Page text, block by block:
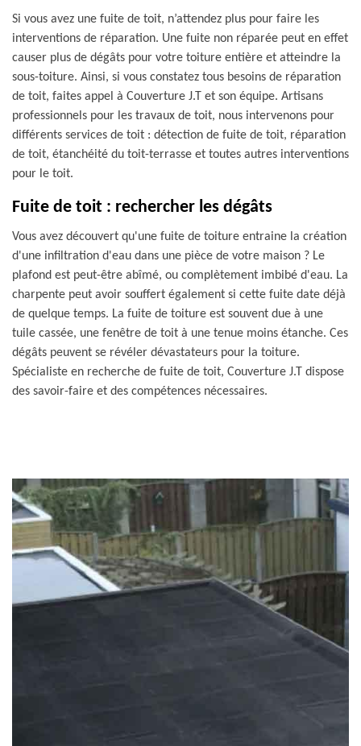
Si vous avez une fuite de toit, n’attendez plus pour faire les
interventions de réparation. Une fuite non réparée peut en effet
causer plus de dégâts pour votre toiture entière et atteindre la
sous-toiture. Ainsi, si vous constatez tous besoins de réparation
de toit, faites appel à Couverture J.T et son équipe. Artisans
professionnels pour les travaux de toit, nous intervenons pour
différents services de toit : détection de fuite de toit, réparation
de toit, étanchéité du toit-terrasse et toutes autres interventions
pour le toit.
Fuite de toit : rechercher les dégâts
Vous avez découvert qu'une fuite de toiture entraine la création
d'une infiltration d'eau dans une pièce de votre maison ? Le
plafond est peut-être abîmé, ou complètement imbibé d'eau. La
charpente peut avoir souffert également si cette fuite date déjà
de quelque temps. La fuite de toiture est souvent due à une
tuile cassée, une fenêtre de toit à une tenue moins étanche. Ces
dégâts peuvent se révéler dévastateurs pour la toiture.
Spécialiste en recherche de fuite de toit, Couverture J.T dispose
des savoir-faire et des compétences nécessaires.